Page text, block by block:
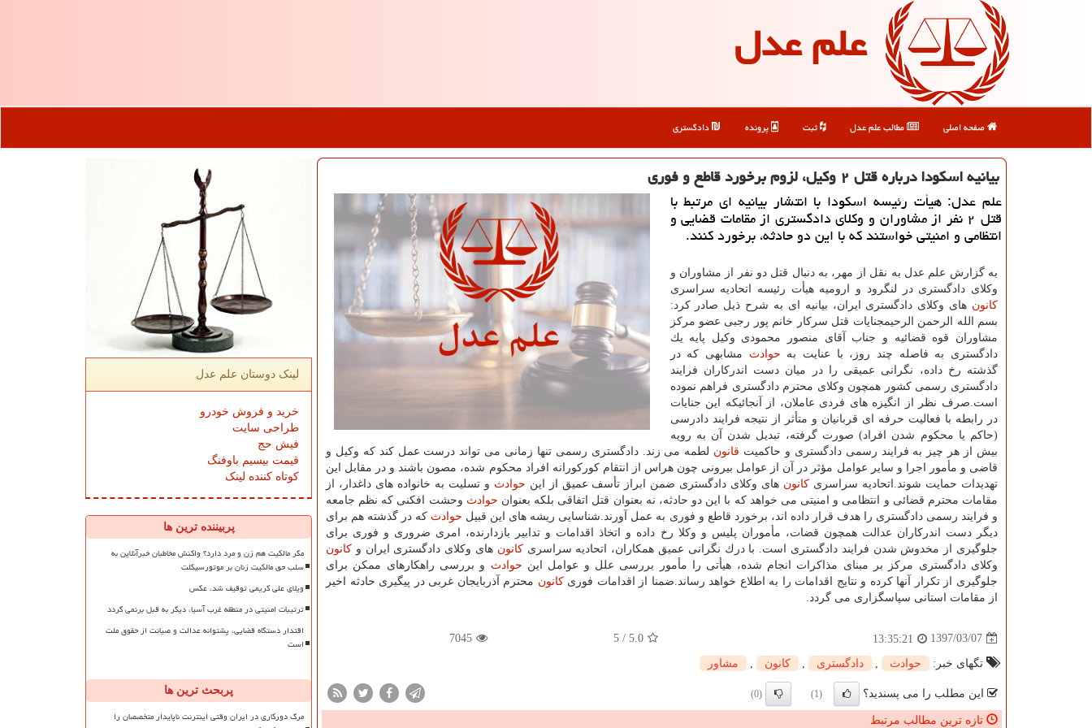
علم عدل
صفحه اصلی مطالب علم عدل ثبت پرونده دادگستری
بیانیه اسكودا درباره قتل ۲ وكیل، لزوم برخورد قاطع و فوری
علم عدل: هیأت رئیسه اسكودا با انتشار بیانیه ای مرتبط با
قتل ۲ نفر از مشاوران و وكلای دادگستری از مقامات قضایی و
انتظامی و امنیتی خواستند كه با این دو حادثه، برخورد كنند.
به گزارش علم عدل به نقل از مهر، به دنبال قتل دو نفر از مشاوران و
وكلای دادگستری در لنگرود و ارومیه هیأت رئیسه اتحادیه سراسری
كانون های وكلای دادگستری ایران، بیانیه ای به شرح ذیل صادر كرد:
بسم الله الرحمن الرحیمجنایات قتل سركار خانم پور رجبی عضو مركز
مشاوران قوه قضائیه و جناب آقای منصور محمودی وكیل پایه یك
دادگستری به فاصله چند روز، با عنایت به حوادث مشابهی كه در
گذشته رخ داده، نگرانی عمیقی را در میان دست اندركاران فرایند
دادگستری رسمی كشور همچون وكلای محترم دادگستری فراهم نموده
است.صرف نظر از انگیزه های فردی عاملان، از آنجائیكه این جنایات
در رابطه با فعالیت حرفه ای قربانیان و متأثر از نتیجه فرایند دادرسی
(حاكم یا محكوم شدن افراد) صورت گرفته، تبدیل شدن آن به رویه
بیش از هر چیز به فرایند رسمی دادگستری و حاكمیت قانون لطمه می زند. دادگستری رسمی تنها زمانی می تواند درست عمل كند كه وكیل و
قاضی و مأمور اجرا و سایر عوامل مؤثر در آن از عوامل بیرونی چون هراس از انتقام كوركورانه افراد محكوم شده، مصون باشند و در مقابل این
تهدیدات حمایت شوند.اتحادیه سراسری كانون های وكلای دادگستری ضمن ابراز تأسف عمیق از این حوادث و تسلیت به خانواده های داغدار، از
مقامات محترم قضائی و انتظامی و امنیتی می خواهد كه با این دو حادثه، نه بعنوان قتل اتفاقی بلكه بعنوان حوادث وحشت افكنی كه نظم جامعه
و فرایند رسمی دادگستری را هدف قرار داده اند، برخورد قاطع و فوری به عمل آورند.شناسایی ریشه های این قبیل حوادث كه در گذشته هم برای
دیگر دست اندركاران عدالت همچون قضات، مأموران پلیس و وكلا رخ داده و اتخاذ اقدامات و تدابیر بازدارنده، امری ضروری و فوری برای
جلوگیری از مخدوش شدن فرایند دادگستری است. با درك نگرانی عمیق همكاران، اتحادیه سراسریكانون های وكلای دادگستری ایران و كانون
وكلای دادگستری مركز بر مبنای مذاكرات انجام شده، هیأتی را مأمور بررسی علل و عوامل این حوادث و بررسی راهكارهای ممكن برای
جلوگیری از تكرار آنها كرده و نتایج اقدامات را به اطلاع خواهد رساند.ضمنا از اقدامات فوریكانون محترم آذربایجان غربی در پیگیری حادثه اخیر
از مقامات استانی سپاسگزاری می گردد.
1397/03/07
13:35:21
5.0
/
5
7045
تگهای خبر: حوادث دادگستری كانون مشاور
این مطلب را می پسندید؟ (1)
(0)
تازه ترین مطالب مرتبط
لینک دوستان علم عدل
خرید و فروش خودرو
طراحی سایت
فیش حج
قیمت بیسیم باوفنگ
کوتاه کننده لینک
پربیننده ترین ها
مگر مالکیت هم زن و مرد دارد؟ واکنش مخاطبان خبرآنلاین به
سلب حق مالکیت زنان بر موتورسیکلت
ویلای علی کریمی توقیف شد، عکس
ترتیبات امنیتی در منطقه غرب آسیا، دیگر به قبل برنمی گردد
اقتدار دستگاه قضایی، پشتوانه عدالت و صیانت از حقوق ملت
است
پربحث ترین ها
مرگ دورکاری در ایران وقتی اینترنت ناپایدار متخصصان را